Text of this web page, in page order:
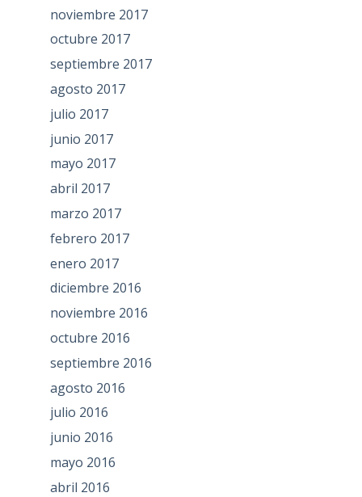
noviembre 2017
octubre 2017
septiembre 2017
agosto 2017
julio 2017
junio 2017
mayo 2017
abril 2017
marzo 2017
febrero 2017
enero 2017
diciembre 2016
noviembre 2016
octubre 2016
septiembre 2016
agosto 2016
julio 2016
junio 2016
mayo 2016
abril 2016